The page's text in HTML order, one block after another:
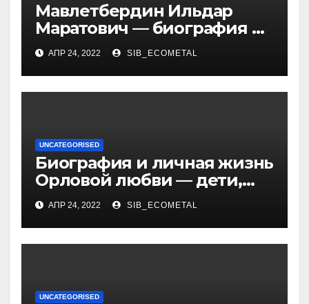
Мавлетбердин Ильдар
Маратович — биография и
достижения талантливого
российского политика и
бизнесмена
АПР 24, 2022 SIB_ECOMETAL
UNCATEGORISED
Биография и личная жизнь
Орловой любви — дети,
достижения, семейные
радости
АПР 24, 2022 SIB_ECOMETAL
UNCATEGORISED